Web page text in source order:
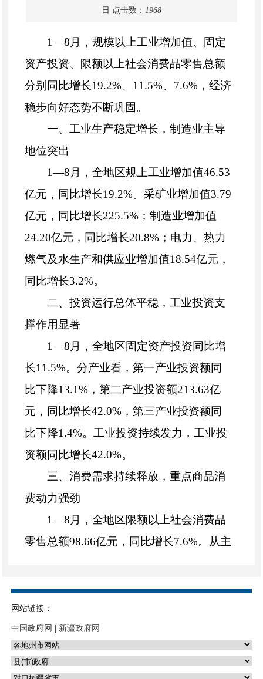
日 点击数： 1968
1—8 月，规模以上工业增加值、固定
资产投资、限额以上社会消费品零售总额
分别同比增长19.2%、 11.5%、 7.6% ，经济
稳步向好态势不断巩固。
一、工业生产稳定增长，制造业主导
地位突出
1—8 月， 全地区规上工业增加值46.53
亿元，同比增长19.2%。采矿业增加值3.79
亿元，同比增长225.5% ；制造业增加值
24.20亿元，同比增长20.8% ；电力、热力
燃气及水生产和供应业增加值18.54亿元，
同比增长3.2%。
二、 投资运行总体平稳，工业投资支
撑作用显著
1—8 月，全地区固定资产投资同比增
长1 1 .5%。分产业看，第一产业投资额同
比下降1 3.1% ，第二产业投资额213.63亿
元，同比增长42.0% ，第三产业投资额同
比下降1.4%。 工业投资持续发力 ，工业投
资额同比增长42.0%。
三、 消费需求持续释放，重点商品消
费动力强劲
1—8 月，全地区限额以上社会消费品
零售总额98.66亿元，同比增长7.6%。 从主
长18.4
5.2%，文化办公用品类商品零售额同比增
长130.3%，书报杂志类商品零售额同比增
长39.0%，通讯器材类商品零售额同比增
网站链接：
中国政府网 新疆政府网